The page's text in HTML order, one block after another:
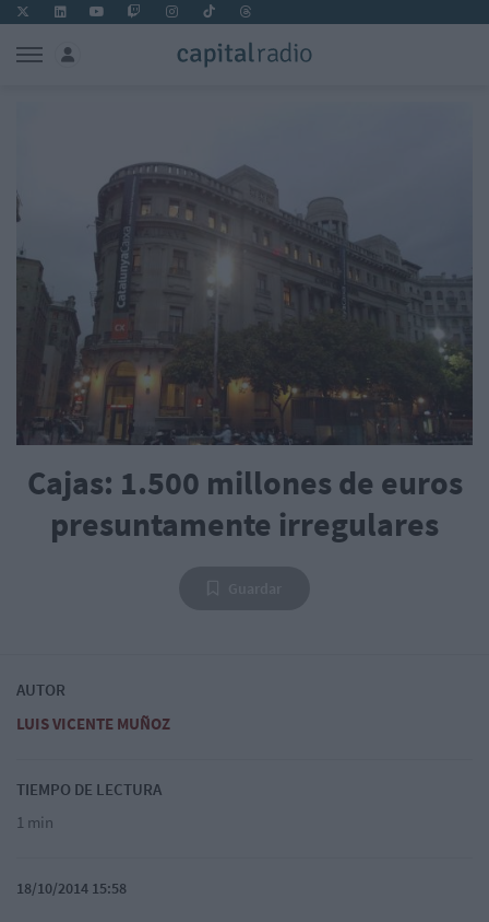
Cajas: 1.500 millones de euros
presuntamente irregulares
AUTOR
LUIS VICENTE MUÑOZ
TIEMPO DE LECTURA
1 min
18/10/2014 15:58